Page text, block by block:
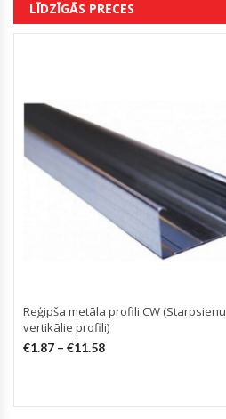
LĪDZĪGĀS PRECES
Reģipša metāla profili CW (Starpsienu
vertikālie profili)
€1.87 – €11.58